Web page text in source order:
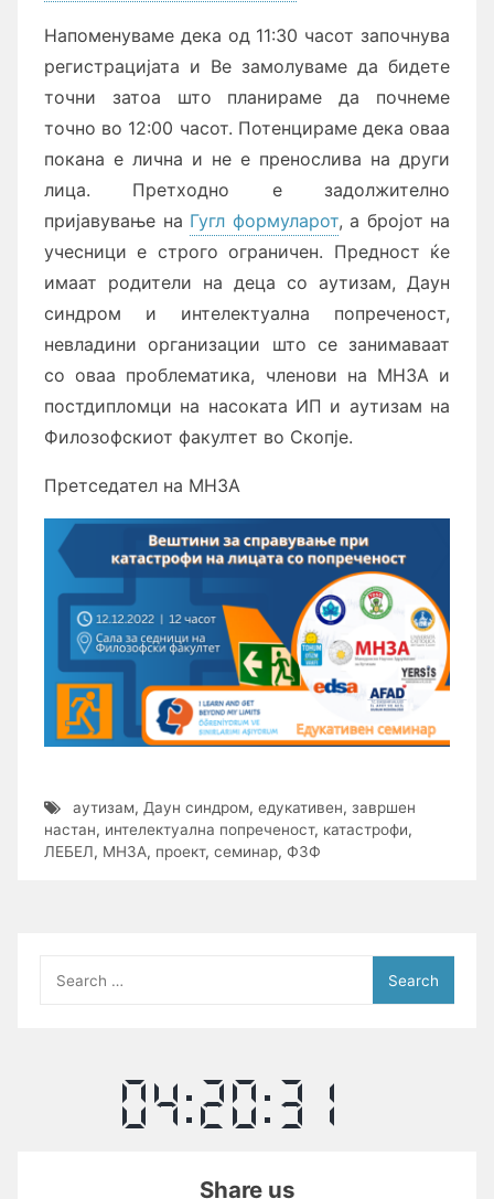
Напоменуваме дека од 11:30 часот започнува
регистрацијата и Ве замолуваме да бидете
точни затоа што планираме да почнеме
точно во 12:00 часот. Потенцираме дека оваа
покана е лична и не е пренослива на други
лица. Претходно е задолжително
пријавување на Гугл формуларот, а бројот на
учесници е строго ограничен. Предност ќе
имаат родители на деца со аутизам, Даун
синдром и интелектуална попреченост,
невладини организации што се занимаваат
со оваа проблематика, членови на МНЗА и
постдипломци на насоката ИП и аутизам на
Филозофскиот факултет во Скопје.
Претседател на МНЗА
аутизам, Даун синдром, едукативен, завршен
настан, интелектуална попреченост, катастрофи,
ЛЕБЕЛ, МНЗА, проект, семинар, ФЗФ
for:
Share us